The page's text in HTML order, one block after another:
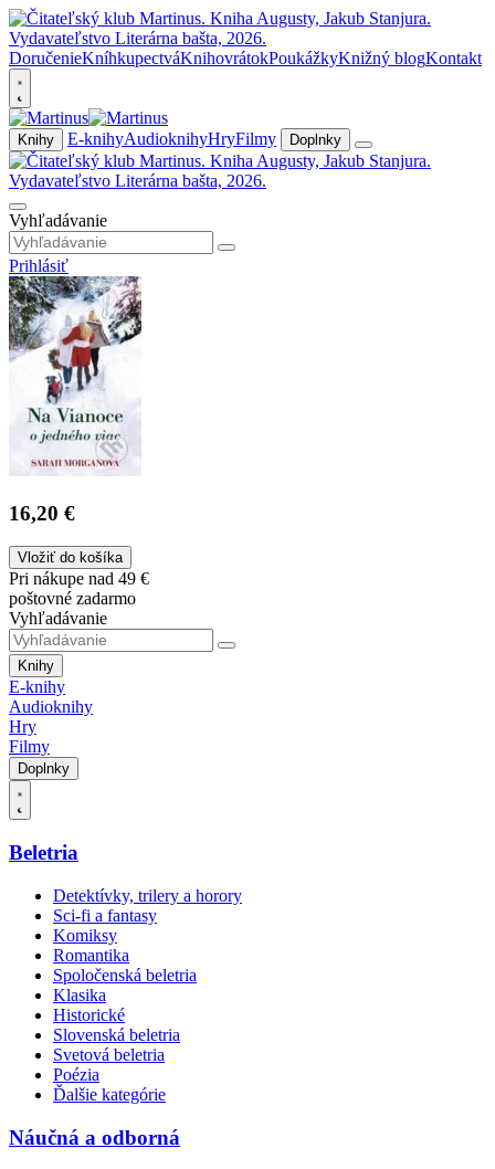
DoručenieKníhkupectváKnihovrátokPoukážkyKnižný blogKontakt
Knihy E-knihyAudioknihyHryFilmy Doplnky
Vyhľadávanie
Prihlásiť
16,20 €
Vložiť do košíka
Pri nákupe nad 49 €
poštovné zadarmo
Vyhľadávanie
Knihy
E-knihy
Audioknihy
Hry
Filmy
Doplnky
Beletria
Detektívky, trilery a horory
Sci-fi a fantasy
Komiksy
Romantika
Spoločenská beletria
Klasika
Historické
Slovenská beletria
Svetová beletria
Poézia
Ďalšie kategórie
Náučná a odborná